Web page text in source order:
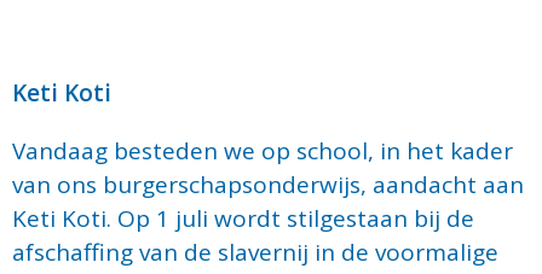
Keti Koti
Vandaag besteden we op school, in het kader
van ons burgerschapsonderwijs, aandacht aan
Keti Koti. Op 1 juli wordt stilgestaan bij de
afschaffing van de slavernij in de voormalige